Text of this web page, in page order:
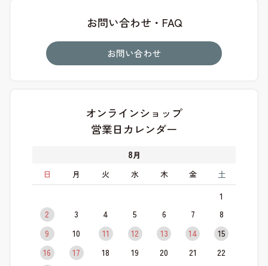
お問い合わせ・FAQ
お問い合わせ
オンラインショップ
営業日カレンダー
8月
日
月 火 水 木 金 土
1
2
3 4 5 6 7
8
9
10 11 12 13 14
15
16
17 18 19 20 21
22